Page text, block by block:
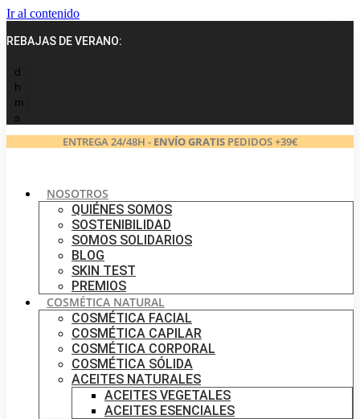
Ir al contenido
REBAJAS DE VERANO:
d :
h :
m :
s
ENTREGA 24/48H - ENVÍO GRATISPEDIDOS +39€
NOSOTROS
QUIÉNES SOMOS
SOSTENIBILIDAD
SOMOS SOLIDARIOS
BLOG
SKIN TEST
PREMIOS
COSMÉTICA NATURAL
COSMÉTICA FACIAL
COSMÉTICA CAPILAR
COSMÉTICA CORPORAL
COSMÉTICA SÓLIDA
ACEITES NATURALES
ACEITES VEGETALES
ACEITES ESENCIALES